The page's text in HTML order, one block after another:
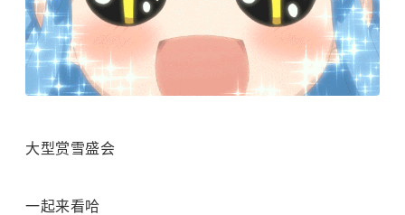
大型赏雪盛会
一起来看哈